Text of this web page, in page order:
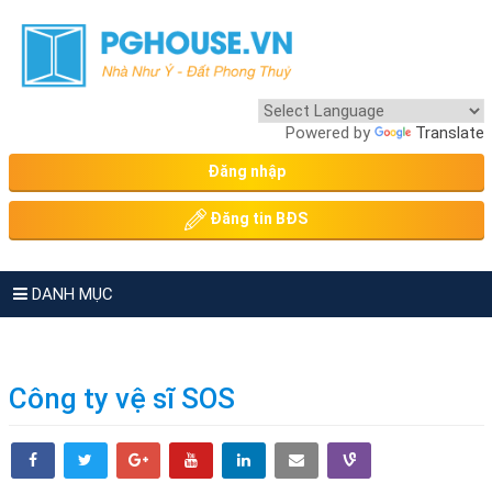
Powered by Translate
Đăng nhập
Đăng tin BĐS
DANH MỤC
Công ty vệ sĩ SOS